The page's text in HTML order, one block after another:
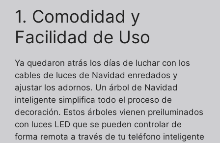
1. Comodidad y
Facilidad de Uso
Ya quedaron atrás los días de luchar con los
cables de luces de Navidad enredados y
ajustar los adornos. Un árbol de Navidad
inteligente simplifica todo el proceso de
decoración. Estos árboles vienen preiluminados
con luces LED que se pueden controlar de
forma remota a través de tu teléfono inteligente